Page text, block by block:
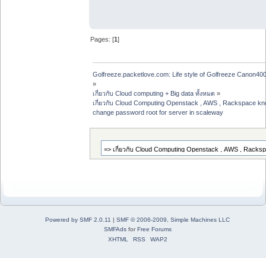
Pages: [1]
Golfreeze.packetlove.com: Life style of Golfreeze
»
เกี่ยวกับ Cloud computing + Big data ทั้งหมด »
เกี่ยวกับ Cloud Computing Openstack , AWS , Rackspace
change password root for server in scaleway
Powered by SMF 2.0.11 | SMF © 2006-2009, Simple Machines LLC
SMFAdsforFree Forums
XHTML
RSS WAP2